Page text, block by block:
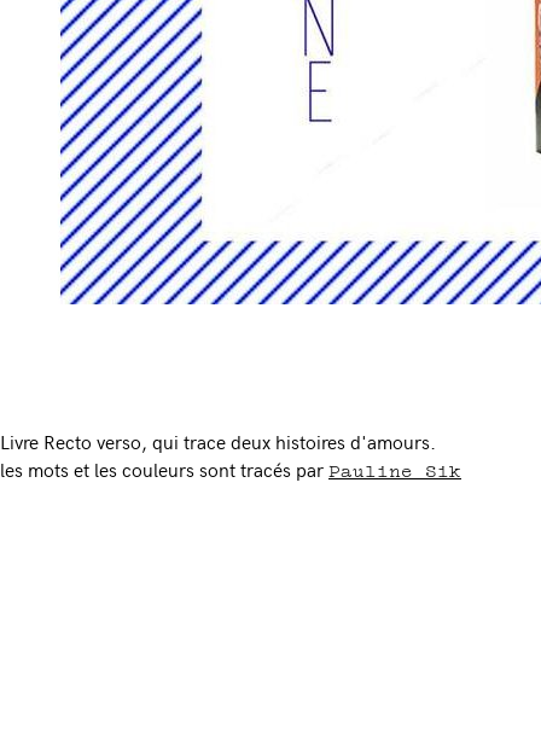
Livre Recto verso, qui trace deux histoires d'amours.
les mots et les couleurs sont tracés par Pauline Sik